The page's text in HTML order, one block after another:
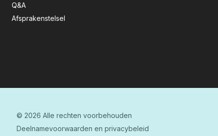
Q&A
Afsprakenstelsel
© 2026 Alle rechten voorbehouden
Deelnamevoorwaarden en privacybeleid